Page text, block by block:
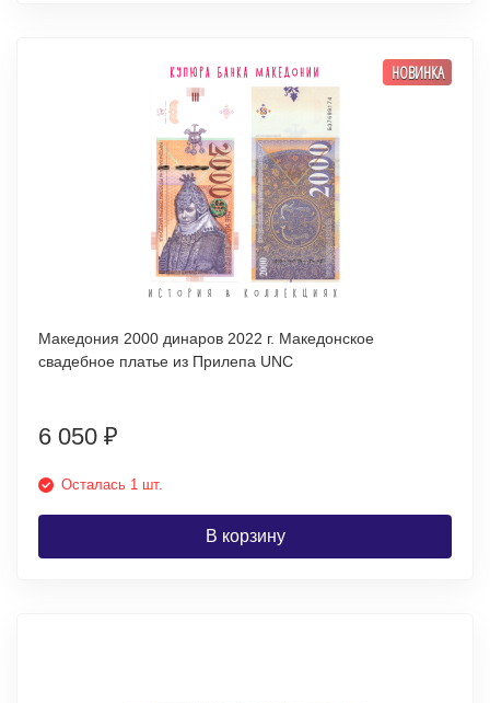
НОВИНКА
Македония 2000 динаров 2022 г. Македонское
свадебное платье из Прилепа UNC
6 050 ₽
Осталась 1 шт.
В корзину